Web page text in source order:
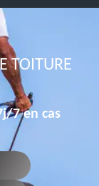
TOITURE
7 en cas